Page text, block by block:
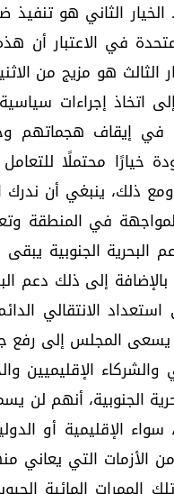
الثاني هو تنفيذ
في الاعتبار أن
الثالث هو مزيج من
اتخاذ إجراءات
في إيقاف هجماتهم
محتملًا
ذلك، ينبغي أن ندرك
في المنطقة
البحرية الجنوبية
إلى ذلك دعم
الانتقالي
يسعى المجلس إلى رفع
والشركاء الإقليميين
الجنوبية، أنهم لن
الإقليمية أو
الأزمات التي يعاني